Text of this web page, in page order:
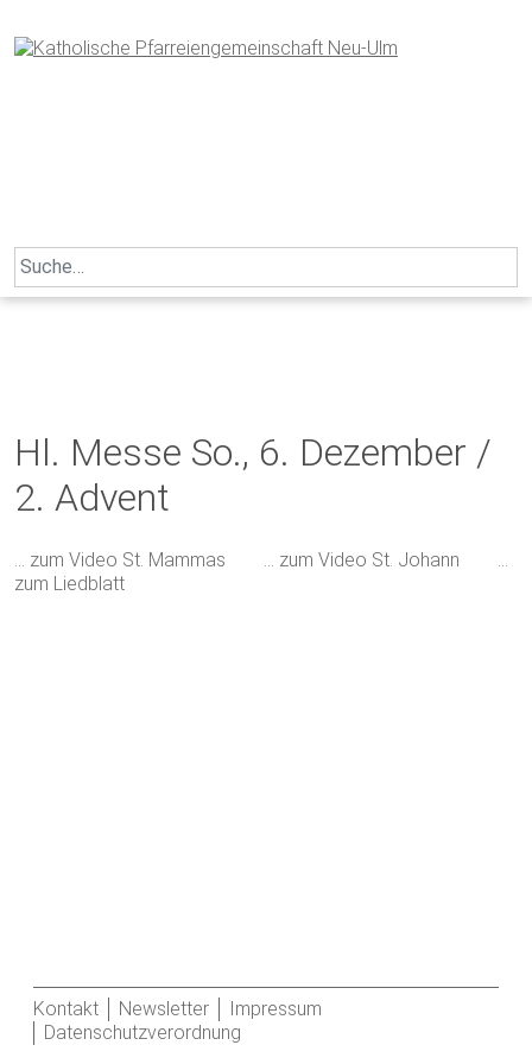
to
content
Search
for:
Hl. Messe So., 6. Dezember /
2. Advent
… zum Video St. Mammas … zum Video St. Johann
…
zum Liedblatt
Kontakt Newsletter
Impressum
Datenschutzverordnung